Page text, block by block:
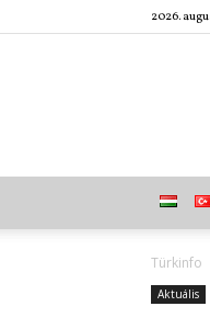
2026.
Türkinfo
Aktuális